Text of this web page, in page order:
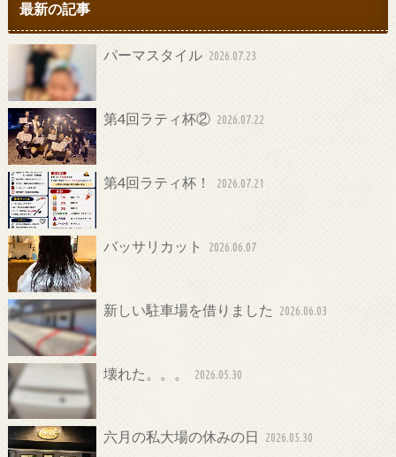
最新の記事
パーマスタイル 2026.07.23
第4回ラティ杯② 2026.07.22
第4回ラティ杯！ 2026.07.21
バッサリカット 2026.06.07
新しい駐車場を借りました 2026.06.03
壊れた。。。 2026.05.30
六月の私大場の休みの日 2026.05.30